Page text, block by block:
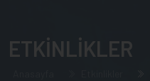
ETKİNLİKLER